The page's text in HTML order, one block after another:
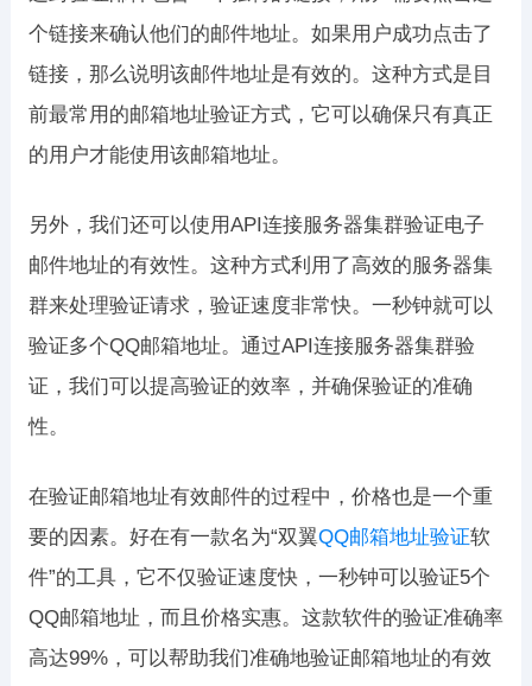
个链接来确认他们的邮件地址。如果用户成功点击了
链接，那么说明该邮件地址是有效的。这种方式是目
前最常用的邮箱地址验证方式，它可以确保只有真正
的用户才能使用该邮箱地址。
另外，我们还可以使用API连接服务器集群验证电子
邮件地址的有效性。这种方式利用了高效的服务器集
群来处理验证请求，验证速度非常快。一秒钟就可以
验证多个QQ邮箱地址。通过API连接服务器集群验
证，我们可以提高验证的效率，并确保验证的准确
性。
在验证邮箱地址有效邮件的过程中，价格也是一个重
要的因素。好在有一款名为“双翼QQ邮箱地址验证软
件”的工具，它不仅验证速度快，一秒钟可以验证5个
QQ邮箱地址，而且价格实惠。这款软件的验证准确率
高达99%，可以帮助我们准确地验证邮箱地址的有效